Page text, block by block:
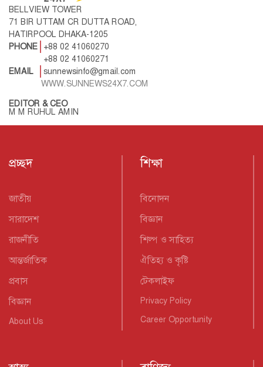
BELLVIEW TOWER
71 BIR UTTAM CR DUTTA ROAD,
HATIRPOOL DHAKA-1205
PHONE
+88 02 41060270
+88 02 41060271
EMAIL
sunnewsinfo@gmail.com
WWW.SUNNEWS24X7.COM
EDITOR & CEO
M M RUHUL AMIN
প্রচ্ছদ
জাতীয়
সারাদেশ
রাজনীতি
আন্তর্জাতিক
প্রবাস
বিজ্ঞান
About Us
শিক্ষা
বিনোদন
বিজ্ঞান
শিল্প ও সাহিত্য
ঐতিহ্য ও কৃষ্টি
টেকলাইফ
Privacy Policy
Career Opportunity